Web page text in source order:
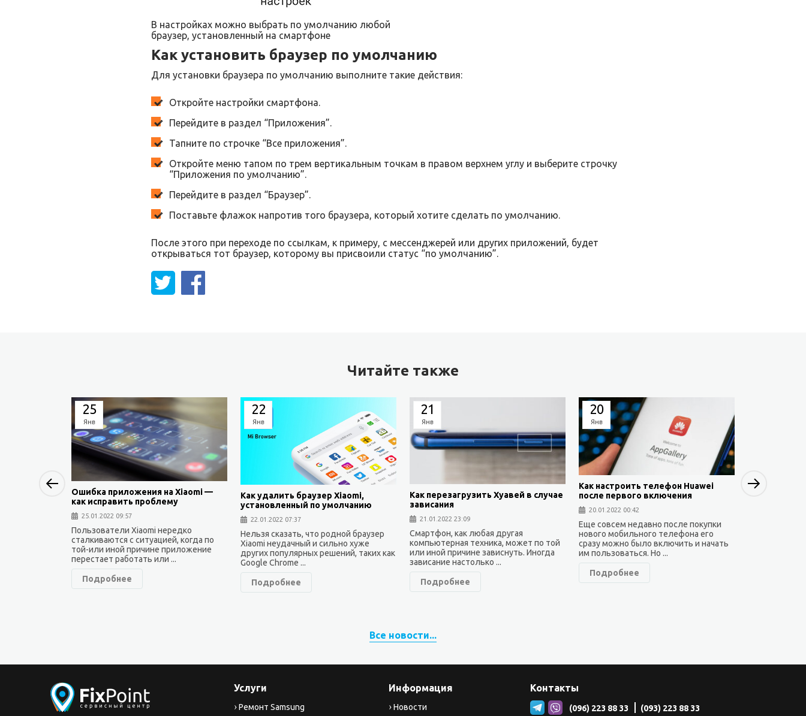
В настройках можно выбрать по умолчанию любой
браузер, установленный на смартфоне
Как установить браузер по умолчанию
Для установки браузера по умолчанию выполните такие действия:
Откройте настройки смартфона.
Перейдите в раздел “Приложения”.
Тапните по строчке “Все приложения”.
Откройте меню тапом по трем вертикальным точкам в правом верхнем углу и выберите строчку
“Приложения по умолчанию”.
Перейдите в раздел “Браузер”.
Поставьте флажок напротив того браузера, который хотите сделать по умолчанию.
После этого при переходе по ссылкам, к примеру, с мессенджерей или других приложений, будет
открываться тот браузер, которому вы присвоили статус “по умолчанию”.
Читайте также
Previous
25
Янв
Ошибка приложения на Xiaomi —
как исправить проблему
25.01.2022 09:57
Пользователи Xiaomi нередко
сталкиваются с ситуацией, когда по
той-или иной причине приложение
перестает работать или ...
Подробнее
22
Янв
Как удалить браузер Xiaomi,
установленный по умолчанию
22.01.2022 07:37
Нельзя сказать, что родной браузер
Xiaomi неудачный и сильно хуже
других популярных решений, таких как
Google Chrome ...
Подробнее
21
Янв
Как перезагрузить Хуавей в случае
зависания
21.01.2022 23:09
Смартфон, как любая другая
компьютерная техника, может по той
или иной причине зависнуть. Иногда
зависание настолько ...
Подробнее
20
Янв
Как настроить телефон Huawei
после первого включения
20.01.2022 00:42
Еще совсем недавно после покупки
нового мобильного телефона его
сразу можно было включить и начать
им пользоваться. Но ...
Подробнее
Next
Все новости...
Услуги
Ремонт Samsung
Информация
Новости
Контакты
(096) 223 88 33 (093) 223 88 33